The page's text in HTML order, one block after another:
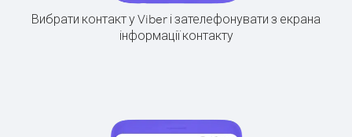
Вибрати контакт у Viber і зателефонувати з екрана
інформації контакту